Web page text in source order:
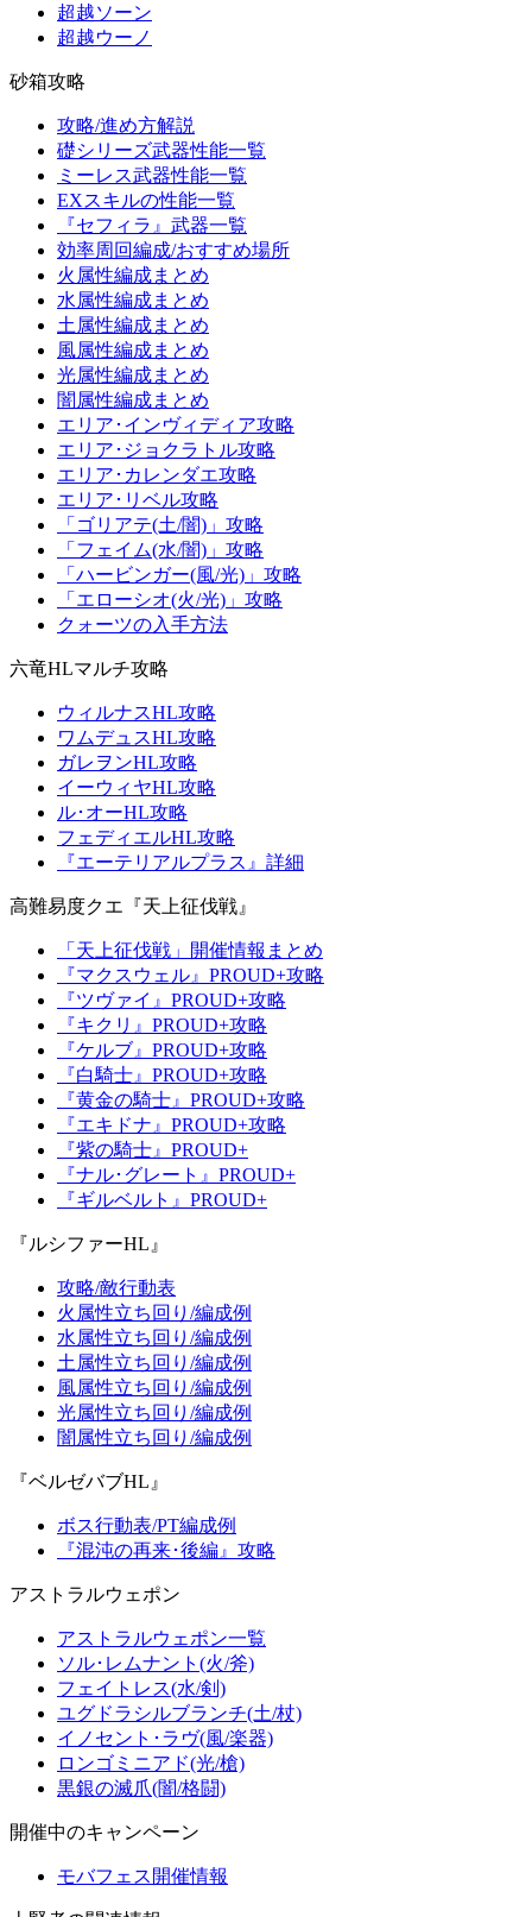
超越ソーン
超越ウーノ
砂箱攻略
攻略/進め方解説
礎シリーズ武器性能一覧
ミーレス武器性能一覧
EXスキルの性能一覧
『セフィラ』武器一覧
効率周回編成/おすすめ場所
火属性編成まとめ
水属性編成まとめ
土属性編成まとめ
風属性編成まとめ
光属性編成まとめ
闇属性編成まとめ
エリア･インヴィディア攻略
エリア･ジョクラトル攻略
エリア･カレンダエ攻略
エリア･リベル攻略
「ゴリアテ(土/闇)」攻略
「フェイム(水/闇)」攻略
「ハービンガー(風/光)」攻略
「エローシオ(火/光)」攻略
クォーツの入手方法
六竜HLマルチ攻略
ウィルナスHL攻略
ワムデュスHL攻略
ガレヲンHL攻略
イーウィヤHL攻略
ル･オーHL攻略
フェディエルHL攻略
『エーテリアルプラス』詳細
高難易度クエ『天上征伐戦』
「天上征伐戦」開催情報まとめ
『マクスウェル』PROUD+攻略
『ツヴァイ』PROUD+攻略
『キクリ』PROUD+攻略
『ケルブ』PROUD+攻略
『白騎士』PROUD+攻略
『黄金の騎士』PROUD+攻略
『エキドナ』PROUD+攻略
『紫の騎士』PROUD+
『ナル･グレート』PROUD+
『ギルベルト』PROUD+
『ルシファーHL』
攻略/敵行動表
火属性立ち回り/編成例
水属性立ち回り/編成例
土属性立ち回り/編成例
風属性立ち回り/編成例
光属性立ち回り/編成例
闇属性立ち回り/編成例
『ベルゼバブHL』
ボス行動表/PT編成例
『混沌の再来･後編』攻略
アストラルウェポン
アストラルウェポン一覧
ソル･レムナント(火/斧)
フェイトレス(水/剣)
ユグドラシルブランチ(土/杖)
イノセント･ラヴ(風/楽器)
ロンゴミニアド(光/槍)
黒銀の滅爪(闇/格闘)
開催中のキャンペーン
モバフェス開催情報